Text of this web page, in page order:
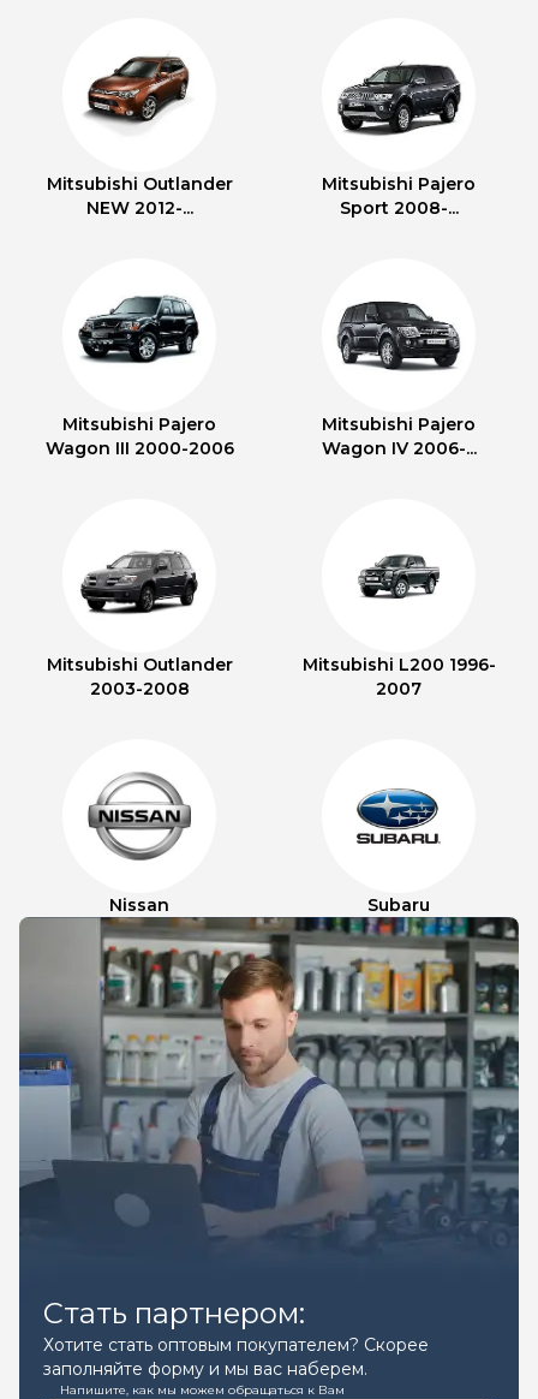
Mitsubishi Outlander
NEW 2012-...
Mitsubishi Pajero
Sport 2008-...
Mitsubishi Pajero
Wagon III 2000-2006
Mitsubishi Pajero
Wagon IV 2006-...
Mitsubishi Outlander
2003-2008
Mitsubishi L200 1996-
2007
Nissan Subaru
Стать партнером:
Хотите стать оптовым покупателем? Скорее
заполняйте форму и мы вас наберем.
Напишите, как мы можем обращаться к Вам